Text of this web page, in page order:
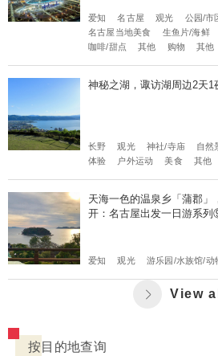
爱知 名古屋 观光 公园/市
名古屋当地美食
生鱼片/海鲜
咖啡/甜点
其他 购物 其他
神秘之湖，诹访湖周边2天1
长野 观光 神社/寺庙 自然
体验
户外运动 美食 其他
天海一色的温泉乡「蒲郡」
开：名古屋出发一日游系
爱知 观光 游乐园/水族馆/动
View
按目的地查询